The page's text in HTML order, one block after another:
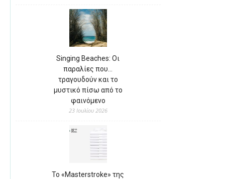
Singing Beaches: Οι
παραλίες που…
τραγουδούν και το
μυστικό πίσω από το
φαινόμενο
23 Ιουλίου 2026
Το «Masterstroke» της